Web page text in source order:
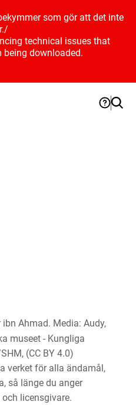
som gör att det inte
/
technical issues that
being downloaded.
ibn Ahmad. Media: Audy,
museet - Kungliga
(CC BY 4.0)
verket för alla ändamål,
så länge du anger
licensgivare.